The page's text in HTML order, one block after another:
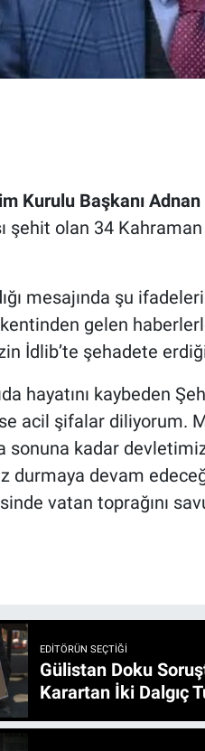
Kurulu Başkanı Adnan
şehit olan 34
mesajında şu
gelen
İdlib’te şehadete
hayatını kaybeden
acil şifalar diliyorum.
sonuna kadar
durmaya devam
vatan toprağını
EDITÖRÜN SEÇTIĞI
Gülistan Doku
Karartan İki Dalgıç